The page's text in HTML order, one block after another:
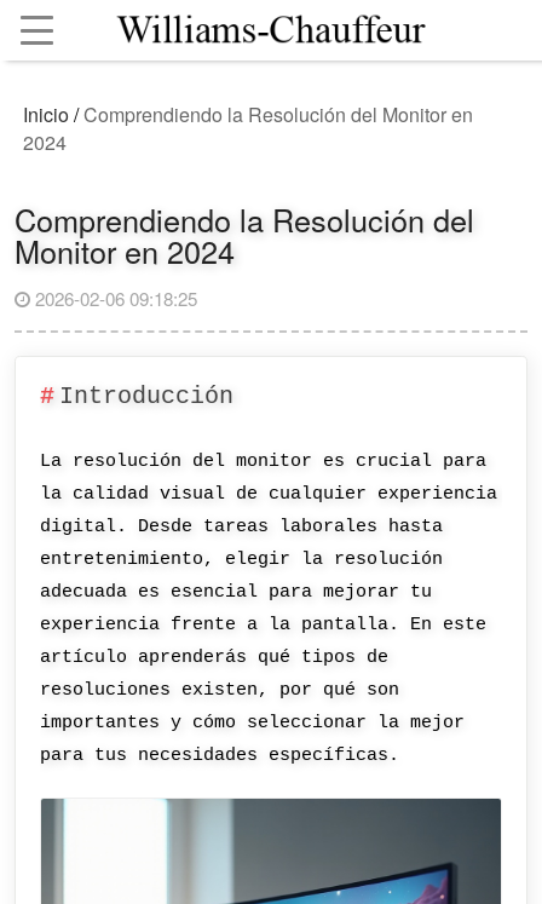
Inicio/Comprendiendo la Resolución del Monitor en
2024
Comprendiendo la Resolución del
Monitor en 2024
2026-02-06 09:18:25
Introducción
La resolución del monitor es crucial para
la calidad visual de cualquier experiencia
digital. Desde tareas laborales hasta
entretenimiento, elegir la resolución
adecuada es esencial para mejorar tu
experiencia frente a la pantalla. En este
artículo aprenderás qué tipos de
resoluciones existen, por qué son
importantes y cómo seleccionar la mejor
para tus necesidades específicas.